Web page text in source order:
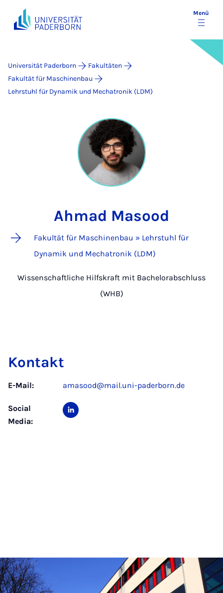
Menü
Universität Paderborn
Fakultäten
Fakultät für Maschinenbau
Lehrstuhl für Dynamik und Mechatronik (LDM)
Ahmad Masood
Fakultät für Maschinenbau » Lehrstuhl für
Dynamik und Mechatronik (LDM)
Wissenschaftliche Hilfskraft mit Bachelorabschluss
(WHB)
Kontakt
E-Mail: amasood@mail.uni-paderborn.de
Social
Media: